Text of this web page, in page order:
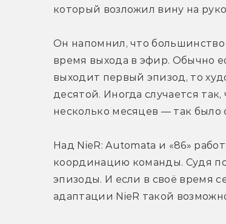
который возложил вину на
Он напомнил, что
время выхода в эфир. Обычно
выходит первый эпизод, то
десятой. Иногда случается
несколько месяцев — так было
Над NieR: Automata и «86»
координацию команды. Судя
эпизоды. И если в своё время
адаптации NieR такой